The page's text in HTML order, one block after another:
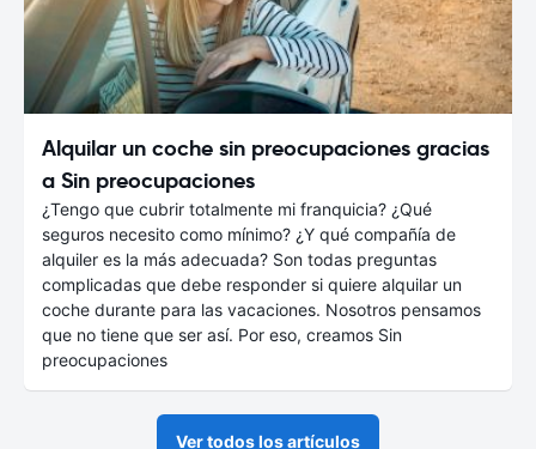
Alquilar un coche sin preocupaciones gracias
a Sin preocupaciones
¿Tengo que cubrir totalmente mi franquicia? ¿Qué
seguros necesito como mínimo? ¿Y qué compañía de
alquiler es la más adecuada? Son todas preguntas
complicadas que debe responder si quiere alquilar un
coche durante para las vacaciones. Nosotros pensamos
que no tiene que ser así. Por eso, creamos Sin
preocupaciones
Ver todos los artículos